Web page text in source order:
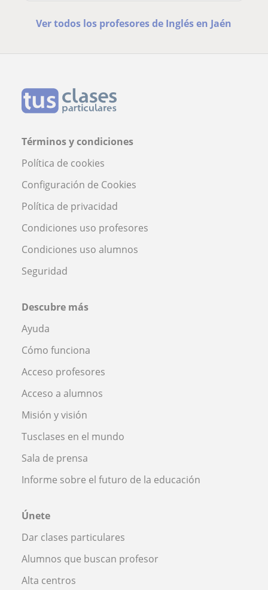
Ver todos los profesores de Inglés en Jaén
Términos y condiciones
Política de cookies
Configuración de Cookies
Política de privacidad
Condiciones uso profesores
Condiciones uso alumnos
Seguridad
Descubre más
Ayuda
Cómo funciona
Acceso profesores
Acceso a alumnos
Misión y visión
Tusclases en el mundo
Sala de prensa
Informe sobre el futuro de la educación
Únete
Dar clases particulares
Alumnos que buscan profesor
Alta centros